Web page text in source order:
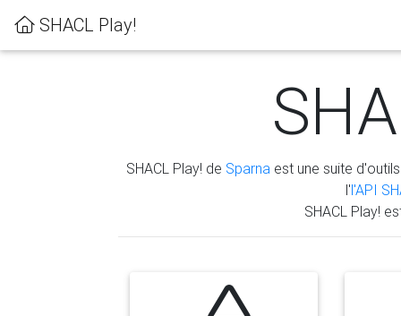
SHACL Play!
SHACL Play! de Sparna est une suite
l'l'API
SHACL Play!